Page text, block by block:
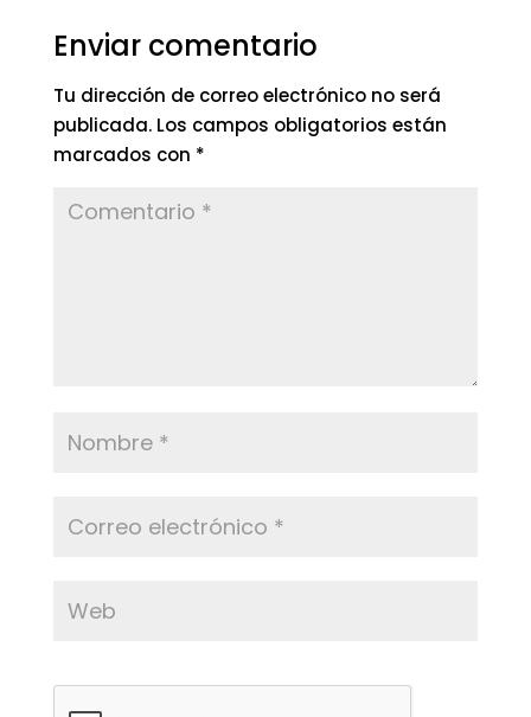
Enviar comentario
Tu dirección de correo electrónico no será
publicada. Los campos obligatorios están
marcados con *